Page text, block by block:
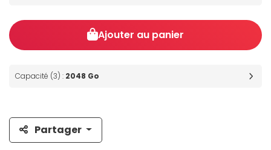
Ajouter au panier
Capacité (3) : 2048 Go
Partager